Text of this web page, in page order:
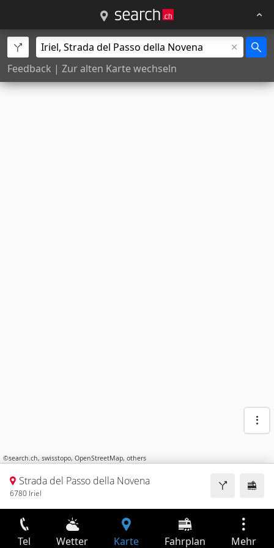
Feedback | Zur alten Karte wechseln
©search.ch, swisstopo, OpenStreetMap, others
Strada del Passo della Novena
6780 Iriel
Tel Wetter Karte Fahrplan Mehr